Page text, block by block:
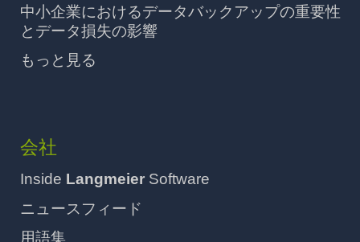
中小企業におけるデータバックアップの重要性
とデータ損失の影響
もっと見る
会社
Inside Langmeier Software
ニュースフィード
用語集